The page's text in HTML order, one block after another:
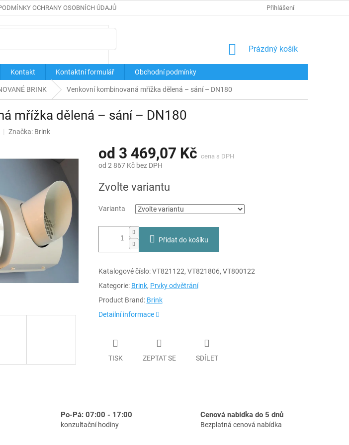
OCHRANY OSOBNÍCH ÚDAJŮ Přihlášení
NÁKUPNÍ
Prázdný košík
Kontakt Kontaktní formulář Obchodní podmínky
BRINK Venkovní kombinovaná mřížka dělená – sání – DN180
mřížka dělená – sání – DN180
Značka: Brink
od 3 469,07 Kč
od 2 867 Kčbez DPH
cena:
Zvolte variantu
Varianta
Přidat do košíku
Katalogové číslo: VT821122, VT821806, VT800122
Kategorie: Brink, Prvky odvětrání
Product Brand: Brink
Detailní informace
TISK ZEPTAT SE SDÍLET
Po-Pá: 07:00 - 17:00
konzultační hodiny
Cenová nabídka do 5 dnů
Bezplatná cenová nabídka